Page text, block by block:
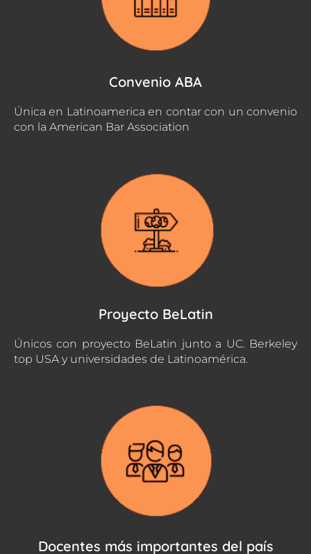
Convenio ABA
Única en Latinoamerica en contar con un convenio
con la American Bar Association
Proyecto BeLatin
Únicos con proyecto BeLatin junto a UC. Berkeley
top USA y universidades de Latinoamérica.
Docentes más importantes del país